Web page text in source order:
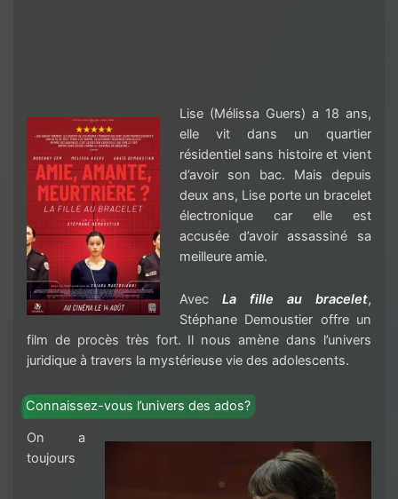
Lise (Mélissa Guers) a 18 ans,
elle vit dans un quartier
résidentiel sans histoire et vient
d’avoir son bac. Mais depuis
deux ans, Lise porte un bracelet
électronique car elle est
accusée d’avoir assassiné sa
meilleure amie.
Avec La fille au bracelet,
Stéphane Demoustier offre un
film de procès très fort. Il nous amène dans l’univers
juridique à travers la mystérieuse vie des adolescents.
Connaissez-vous l’univers des ados?
On a
toujours